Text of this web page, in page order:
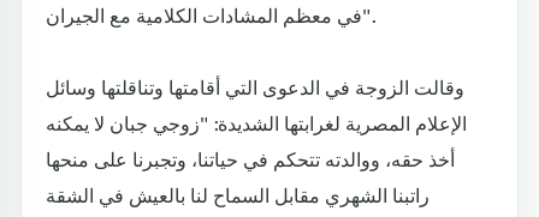
في معظم المشادات الكلامية مع الجيران".
وقالت الزوجة في الدعوى التي أقامتها وتناقلتها وسائل
الإعلام المصرية لغرابتها الشديدة: "زوجي جبان لا يمكنه
أخذ حقه، ووالدته تتحكم في حياتنا، وتجبرنا على منحها
راتبنا الشهري مقابل السماح لنا بالعيش في الشقة